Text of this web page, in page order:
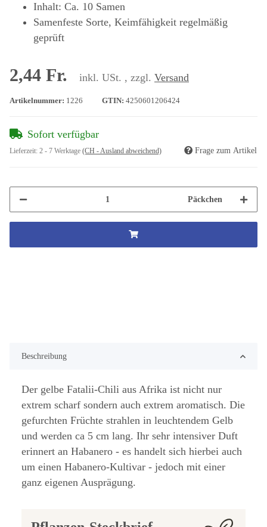
Inhalt: Ca. 10 Samen
Samenfeste Sorte, Keimfähigkeit regelmäßig
geprüft
2,44 Fr. inkl. USt. , zzgl. Versand
Artikelnummer: 1226 GTIN: 4250601206424
Sofort verfügbar
Lieferzeit: 2 - 7 Werktage (CH - Ausland abweichend) Frage zum Artikel
Päckchen
Beschreibung
Der gelbe Fatalii-Chili aus Afrika ist nicht nur
extrem scharf sondern auch extrem aromatisch. Die
gefurchten Früchte strahlen in leuchtendem Gelb
und werden ca 5 cm lang. Ihr sehr intensiver Duft
erinnert an Habanero - es handelt sich hierbei auch
um einen Habanero-Kultivar - jedoch mit einer
ganz eigenen Ausprägung.